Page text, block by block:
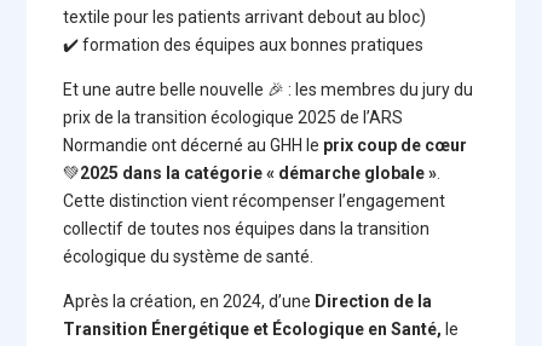
textile pour les patients arrivant debout au bloc)
✔️ formation des équipes aux bonnes pratiques
Et une autre belle nouvelle 🎉 : les membres du jury du
prix de la transition écologique 2025 de l’ARS
Normandie ont décerné au GHH le prix coup d e cœur
💚2025 dans la catégorie « démarche globale »
Cette distinction vient récompenser l’engagement
collectif de toutes nos équipes dans la transition
écologique du système de santé.
Après la création, en 2024, d’une Direction de la
Transition Énergétique et Écologique en Santé, le